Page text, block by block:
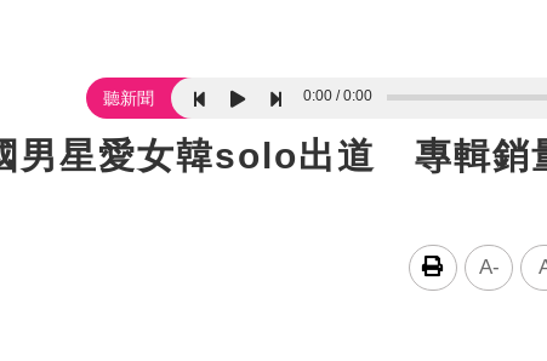
聽新聞 0:00 0:00
男星愛女韓solo出道 專輯銷
A-